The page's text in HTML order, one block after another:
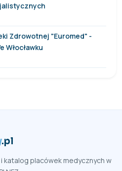
Zdrowotnej "Euromed" -
Włocławku
.pl
katalog placówek medycznych w